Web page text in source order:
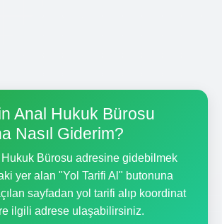
Anal Hukuk Bürosu
Nasıl Giderim?
Bürosu adresine gidebilmek
yer alan "Yol Tarifi Al" butonuna
sayfadan yol tarifi alıp koordinat
ilgili adrese ulaşabilirsiniz.